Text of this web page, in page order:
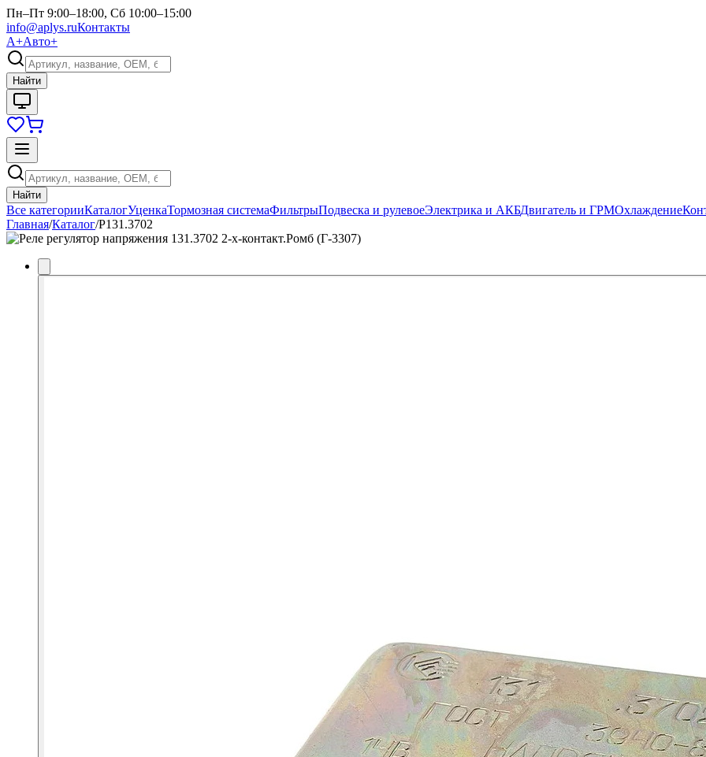
Пн–Пт 9:00–18:00, Сб 10:00–15:00
info@aplys.ruКонтакты
А+Авто+
Найти
Найти
Все категорииКаталогУценкаТормозная системаФильтрыПодвеска и рулевоеЭлектрика и АКБДвигатель и ГРМОхлаждение
Главная/Каталог/Р131.3702